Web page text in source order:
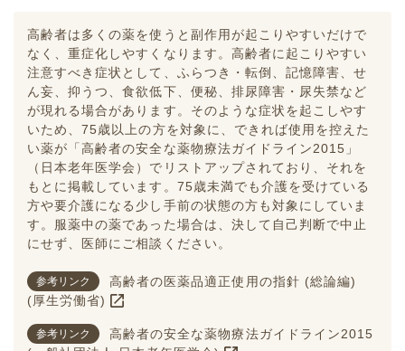
高齢者は多くの薬を使うと副作用が起こりやすいだけで
なく、重症化しやすくなります。高齢者に起こりやすい
注意すべき症状として、ふらつき・転倒、記憶障害、せ
ん妄、抑うつ、食欲低下、便秘、排尿障害・尿失禁など
が現れる場合があります。そのような症状を起こしやす
いため、75歳以上の方を対象に、できれば使用を控えた
い薬が「高齢者の安全な薬物療法ガイドライン2015」
（日本老年医学会）でリストアップされており、それを
もとに掲載しています。75歳未満でも介護を受けている
方や要介護になる少し手前の状態の方も対象にしていま
す。服薬中の薬であった場合は、決して自己判断で中止
にせず、医師にご相談ください。
参考リンク
高齢者の医薬品適正使用の指針 (総論編)
(厚生労働省)
参考リンク
高齢者の安全な薬物療法ガイドライン2015